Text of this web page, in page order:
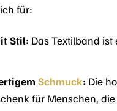
für:
Stil: Das Textilband
Schmuck: Die
für Menschen,